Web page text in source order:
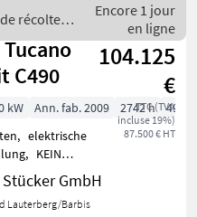
Rapsmesser rechts, Merced
récolte
Encore 1 jour
en ligne
Tucano
C490
104.125
€
TTC (TVA
incluse 19%)
87.500 € HT
kW Ann. fab. 2009 2742 h
490
elektrische
KEIN
inkl.
Claas C490, BJGmbH
Lauterberg/Barbis